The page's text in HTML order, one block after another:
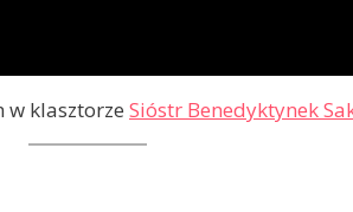
w klasztorze Sióstr Benedyktynek